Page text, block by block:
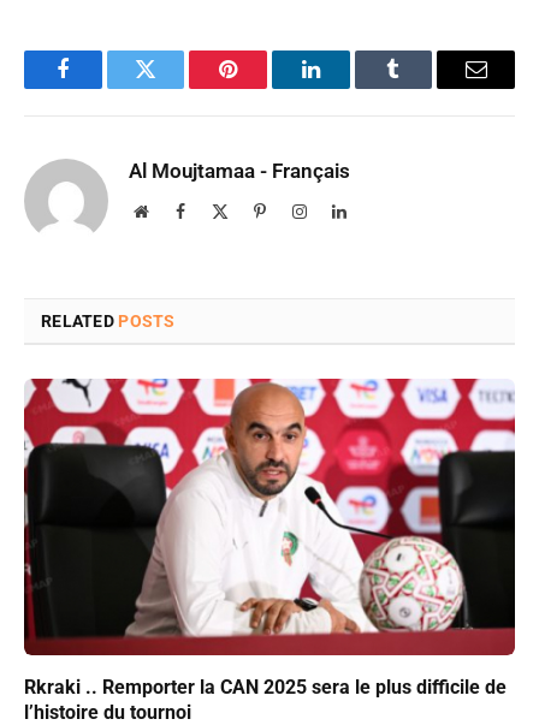
FacebookTwitter Pinterest LinkedInTumblr Email
Al Moujtamaa - Français
WebsiteFacebook PinterestInstagramLinkedIn
RELATED POSTS
Rkraki .. Remporter la CAN 2025 sera le plus difficile de
l’histoire du tournoi